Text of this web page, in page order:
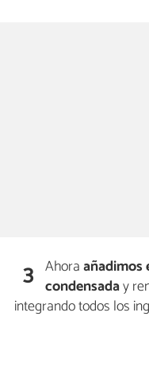
3 Ahoraañadimos
condensaday
integrando todos los